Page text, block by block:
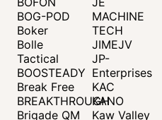
BOG-POD
Boker
Bolle
Tactical
BOOSTEADY
Break Free
BREAKTHROUGH
Brigade QM
MACHINE
TECH
JIMEJV
JP-
Enterprises
KAC
KANO
Kaw Valley